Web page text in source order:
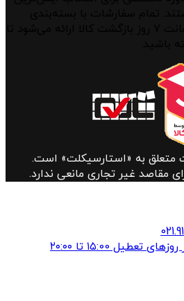
متعلق به «استارسیکلت» است.
مقاصد غیر تجاری مانعی ندارد.